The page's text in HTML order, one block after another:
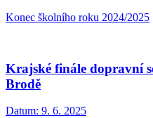
Konec školního roku 2024/2025
Krajské finále dopravní
Brodě
Datum: 9. 6. 2025